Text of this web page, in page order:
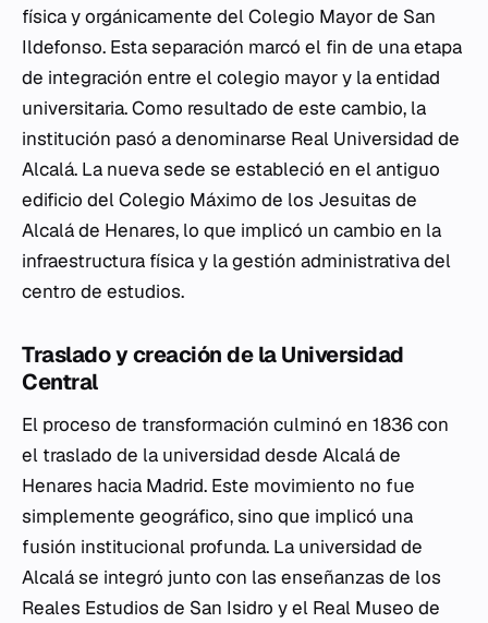
física y orgánicamente del Colegio Mayor de San
Ildefonso. Esta separación marcó el fin de una etapa
de integración entre el colegio mayor y la entidad
universitaria. Como resultado de este cambio, la
institución pasó a denominarse Real Universidad de
Alcalá. La nueva sede se estableció en el antiguo
edificio del Colegio Máximo de los Jesuitas de
Alcalá de Henares, lo que implicó un cambio en la
infraestructura física y la gestión administrativa del
centro de estudios.
Traslado y creación de la Universidad
Central
El proceso de transformación culminó en 1836 con
el traslado de la universidad desde Alcalá de
Henares hacia Madrid. Este movimiento no fue
simplemente geográfico, sino que implicó una
fusión institucional profunda. La universidad de
Alcalá se integró junto con las enseñanzas de los
Reales Estudios de San Isidro y el Real Museo de